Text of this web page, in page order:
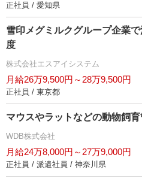
正社員 / 愛知県
雪印メグミルクグループ企業
度
株式会社エスアイシステム
月給26万9,500円～28万9,500円
正社員 / 東京都
マウスやラットなどの動物飼
WDB株式会社
月給24万8,000円～27万9,000円
正社員 / 派遣社員 / 神奈川県